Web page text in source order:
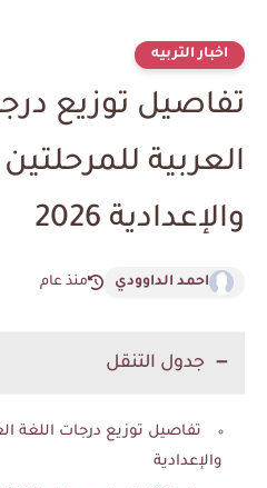
اخبار التربيه
تفاصيل توزيع
العربية
والإعدادية 2026
احمد الداوودي منذ عام
جدول التنقل
تفاصيل توزيع درجات اللغة
والإعدادية